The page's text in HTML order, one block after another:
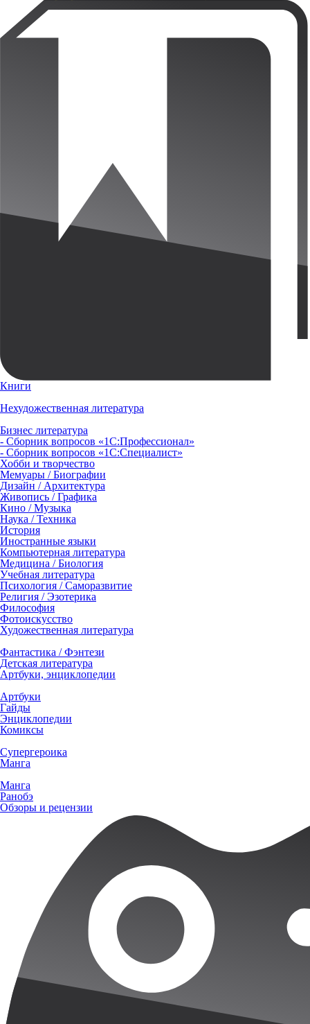
Книги
Нехудожественная литература
Бизнес литература
- Сборник вопросов «1С:Профессионал»
- Сборник вопросов «1С:Специалист»
Хобби и творчество
Мемуары / Биографии
Дизайн / Архитектура
Живопись / Графика
Кино / Музыка
Наука / Техника
История
Иностранные языки
Компьютерная литература
Медицина / Биология
Учебная литература
Психология / Саморазвитие
Религия / Эзотерика
Философия
Фотоискусство
Художественная литература
Фантастика / Фэнтези
Детская литература
Артбуки, энциклопедии
Артбуки
Гайды
Энциклопедии
Комиксы
Супергероика
Манга
Манга
Ранобэ
Обзоры и рецензии